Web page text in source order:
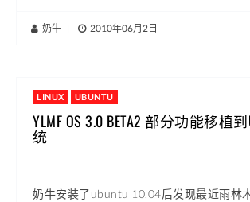
奶牛 2010年06月2日
LINUX UBUNTU
YLMF OS 3.0 BETA2 部分功能移植到
统
奶牛安装了ubuntu 10.04后发现最近雨林